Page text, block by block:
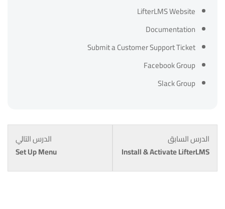
LifterLMS Website
Documentation
Submit a Customer Support Ticket
Facebook Group
Slack Group
الدرس السابق
Install & Activate LifterLMS
الدرس التالي
Set Up Menu